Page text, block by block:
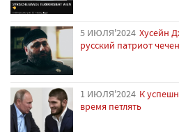
5 ИЮЛЯ'2024 Хусейн
русский патриот
1 ИЮЛЯ'2024 К
время петлять